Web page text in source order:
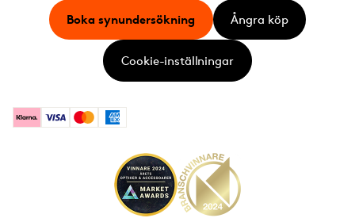
KlarnaVisa MastercardAmerican Express
Boka synundersökning Ångra köp
Cookie-inställningar